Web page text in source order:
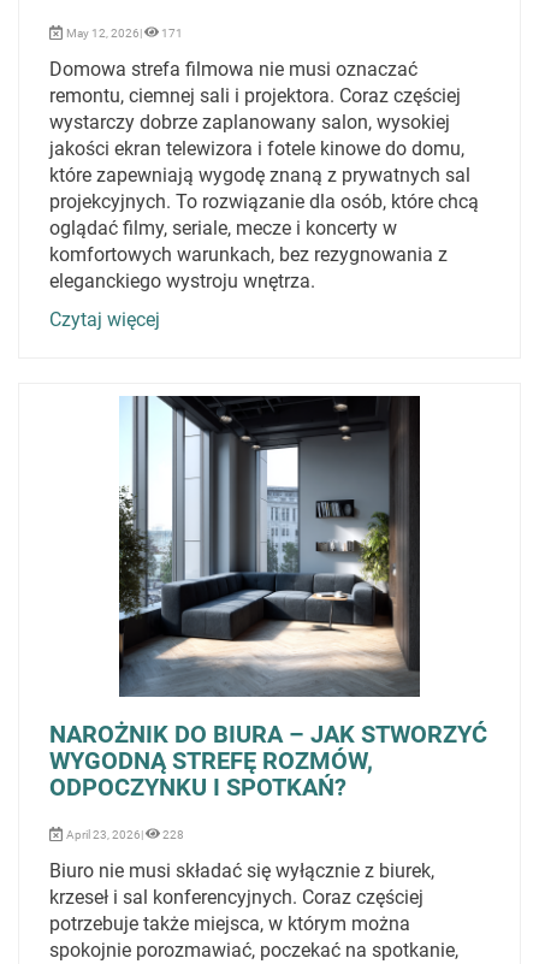
May 12, 2026| 171
Domowa strefa filmowa nie musi oznaczać
remontu, ciemnej sali i projektora. Coraz częściej
wystarczy dobrze zaplanowany salon, wysokiej
jakości ekran telewizora i fotele kinowe do domu,
które zapewniają wygodę znaną z prywatnych sal
projekcyjnych. To rozwiązanie dla osób, które chcą
oglądać filmy, seriale, mecze i koncerty w
komfortowych warunkach, bez rezygnowania z
eleganckiego wystroju wnętrza.
Czytaj więcej
NAROŻNIK DO BIURA – JAK STWORZYĆ
WYGODNĄ STREFĘ ROZMÓW,
ODPOCZYNKU I SPOTKAŃ?
April 23, 2026| 228
Biuro nie musi składać się wyłącznie z biurek,
krzeseł i sal konferencyjnych. Coraz częściej
potrzebuje także miejsca, w którym można
spokojnie porozmawiać, poczekać na spotkanie,